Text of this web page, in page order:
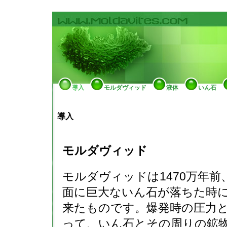
導入 モルダヴィッド 液体 いん石
導入
モルダヴィッド
モルダヴィッドは1470万年前
面に巨大ないん石が落ちた時
来たものです。爆発時の圧力
って、いん石とその周りの鉱